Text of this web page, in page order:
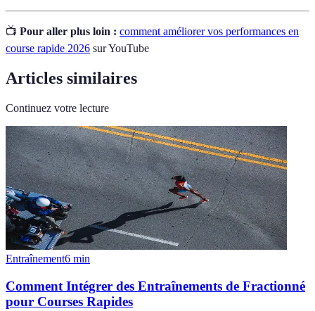
📺 Pour aller plus loin : comment améliorer vos performances en
course rapide 2026 sur YouTube
Articles similaires
Continuez votre lecture
Entraînement6 min
Comment Intégrer des Entraînements de Fractionné
pour Courses Rapides